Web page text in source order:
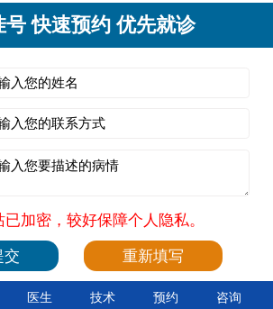
号 快速预约 优先就诊
已加密，较好保障个人隐私。
医生 技术 预约 咨询